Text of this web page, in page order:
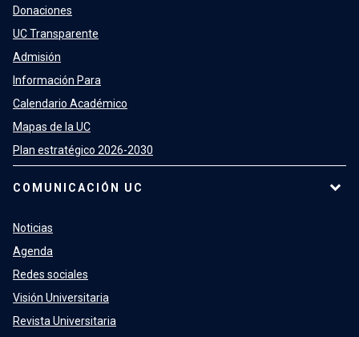
Donaciones
UC Transparente
Admisión
Información Para
Calendario Académico
Mapas de la UC
Plan estratégico 2026-2030
COMUNICACIÓN UC
Noticias
Agenda
Redes sociales
Visión Universitaria
Revista Universitaria